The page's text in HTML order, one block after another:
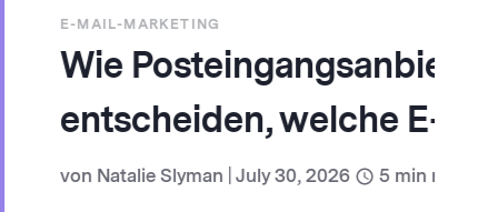
welche E-Mails Sie
Sie damit umgehen)
30, 2026 5 min read